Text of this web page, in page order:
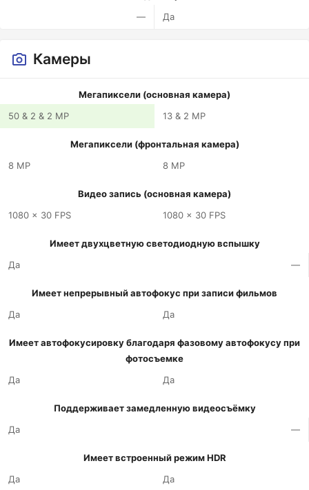
—
Да
Камеры
Мегапиксели (основная камера)
50 & 2 & 2 MP
13 & 2 MP
Мегапиксели (фронтальная камера)
8 MP
8 MP
Видео запись (основная камера)
1080 x 30 FPS
1080 x 30 FPS
Имеет двухцветную светодиодную вспышку
Да
—
Имеет непрерывный автофокус при записи фильмов
Да
Да
Имеет автофокусировку благодаря фазовому автофокусу при
фотосъемке
Да
Да
Поддерживает замедленную видеосъёмку
Да
—
Имеет встроенный режим HDR
Да
Да